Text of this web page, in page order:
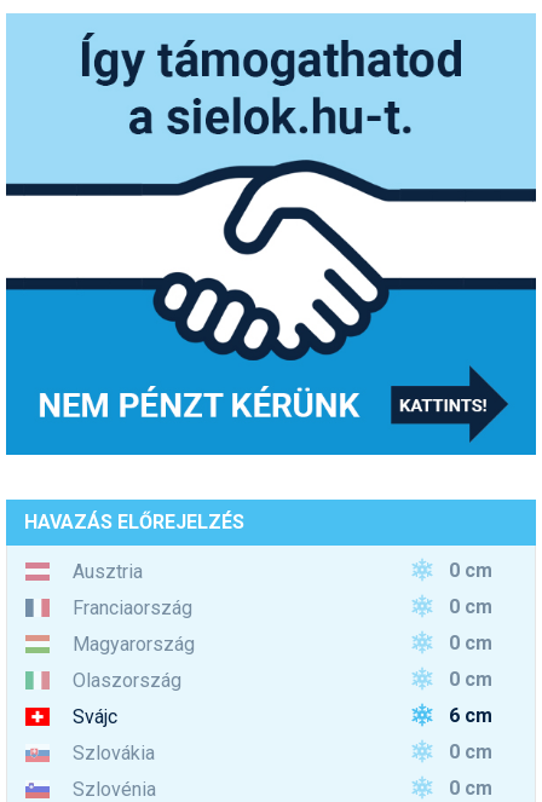
HAVAZÁS ELŐREJELZÉS
Ausztria
0 cm
Franciaország
0 cm
Magyarország
0 cm
Olaszország
0 cm
Svájc
6 cm
Szlovákia
0 cm
Szlovénia
0 cm